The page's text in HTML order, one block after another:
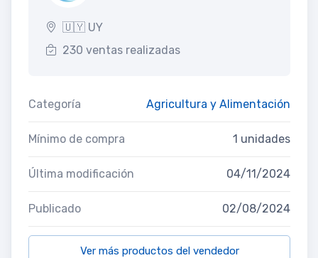
🇺🇾 UY
230 ventas realizadas
Categoría Agricultura y Alimentación
Mínimo de compra 1 unidades
Última modificación 04/11/2024
Publicado 02/08/2024
Ver más productos del vendedor